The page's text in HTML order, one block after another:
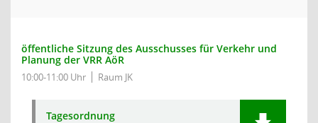
öffentliche Sitzung des Ausschusses für Verkehr und
Planung der VRR AöR
10:00-11:00 Uhr Raum JK
Tagesordnung